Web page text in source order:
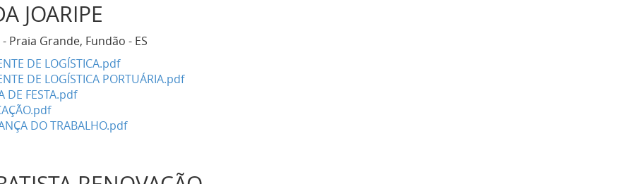
JOARIPE
Praia Grande, Fundão - ES
DE LOGÍSTICA.pdf
DE LOGÍSTICA PORTUÁRIA.pdf
DE FESTA.pdf
DO TRABALHO.pdf